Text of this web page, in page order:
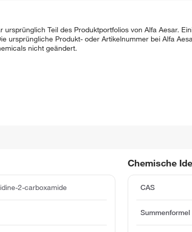
Teil des Produktportfolios von Alfa Aesar.
ursprüngliche Produkt- oder Artikelnummer bei Alfa
nicht geändert.
Chemische
CAS
Summenformel
2-carboxamide